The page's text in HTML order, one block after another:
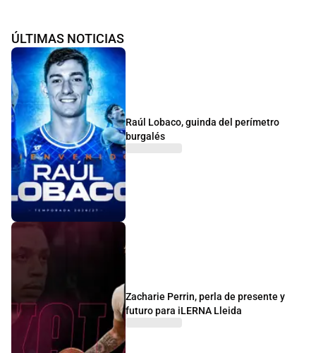
ÚLTIMAS NOTICIAS
Raúl Lobaco, guinda del perímetro
burgalés
Zacharie Perrin, perla de presente y
futuro para iLERNA Lleida